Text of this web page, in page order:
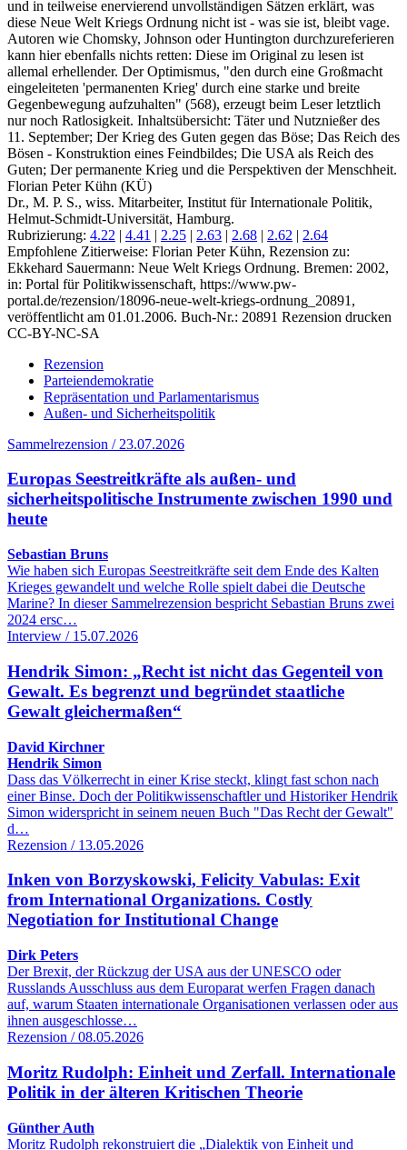
und in teilweise enervierend unvollständigen Sätzen erklärt, was
diese Neue Welt Kriegs Ordnung nicht ist - was sie ist, bleibt vage.
Autoren wie Chomsky, Johnson oder Huntington durchzureferieren
kann hier ebenfalls nichts retten: Diese im Original zu lesen ist
allemal erhellender. Der Optimismus, "den durch eine Großmacht
eingeleiteten 'permanenten Krieg' durch eine starke und breite
Gegenbewegung aufzuhalten" (568), erzeugt beim Leser letztlich
nur noch Ratlosigkeit. Inhaltsübersicht: Täter und Nutznießer des
11. September; Der Krieg des Guten gegen das Böse; Das Reich des
Bösen - Konstruktion eines Feindbildes; Die USA als Reich des
Guten; Der permanente Krieg und die Perspektiven der Menschheit.
Florian Peter Kühn (KÜ)
Dr., M. P. S., wiss. Mitarbeiter, Institut für Internationale Politik,
Helmut-Schmidt-Universität, Hamburg.
Rubrizierung: 4.22 | 4.41 | 2.25 | 2.63 | 2.68 | 2.62 | 2.64
Empfohlene Zitierweise: Florian Peter Kühn, Rezension zu:
Ekkehard Sauermann: Neue Welt Kriegs Ordnung. Bremen: 2002,
in: Portal für Politikwissenschaft, https://www.pw-
portal.de/rezension/18096-neue-welt-kriegs-ordnung_20891,
veröffentlicht am 01.01.2006. Buch-Nr.: 20891 Rezension drucken
CC-BY-NC-SA
Rezension
Parteiendemokratie
Repräsentation und Parlamentarismus
Außen- und Sicherheitspolitik
Sammelrezension / 23.07.2026
Europas Seestreitkräfte als außen- und
sicherheitspolitische Instrumente zwischen 1990 und
heute
Sebastian Bruns
Wie haben sich Europas Seestreitkräfte seit dem Ende des Kalten
Krieges gewandelt und welche Rolle spielt dabei die Deutsche
Marine? In dieser Sammelrezension bespricht Sebastian Bruns zwei
2024 ersc…
Interview / 15.07.2026
Hendrik Simon: „Recht ist nicht das Gegenteil von
Gewalt. Es begrenzt und begründet staatliche
Gewalt gleichermaßen“
David Kirchner
Hendrik Simon
Dass das Völkerrecht in einer Krise steckt, klingt fast schon nach
einer Binse. Doch der Politikwissenschaftler und Historiker Hendrik
Simon widerspricht in seinem neuen Buch "Das Recht der Gewalt"
d…
Rezension / 13.05.2026
Inken von Borzyskowski, Felicity Vabulas: Exit
from International Organizations. Costly
Negotiation for Institutional Change
Dirk Peters
Der Brexit, der Rückzug der USA aus der UNESCO oder
Russlands Ausschluss aus dem Europarat werfen Fragen danach
auf, warum Staaten internationale Organisationen verlassen oder aus
ihnen ausgeschlosse…
Rezension / 08.05.2026
Moritz Rudolph: Einheit und Zerfall. Internationale
Politik in der älteren Kritischen Theorie
Günther Auth
Moritz Rudolph rekonstruiert die „Dialektik von Einheit und